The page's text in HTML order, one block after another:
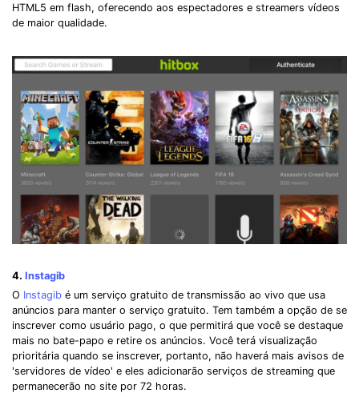
HTML5 em flash, oferecendo aos espectadores e streamers vídeos
de maior qualidade.
4. Instagib
O Instagib é um serviço gratuito de transmissão ao vivo que usa
anúncios para manter o serviço gratuito. Tem também a opção de se
inscrever como usuário pago, o que permitirá que você se destaque
mais no bate-papo e retire os anúncios. Você terá visualização
prioritária quando se inscrever, portanto, não haverá mais avisos de
'servidores de vídeo' e eles adicionarão serviços de streaming que
permanecerão no site por 72 horas.